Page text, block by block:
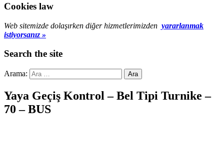
Cookies law
Web sitemizde dolaşırken diğer hizmetlerimizden yararlanmak
istiyorsanız »
Search the site
Arama:
Yaya Geçiş Kontrol – Bel Tipi Turnike –
70 – BUS